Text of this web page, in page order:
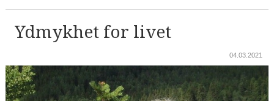
Ydmykhet for livet
04.03.2021